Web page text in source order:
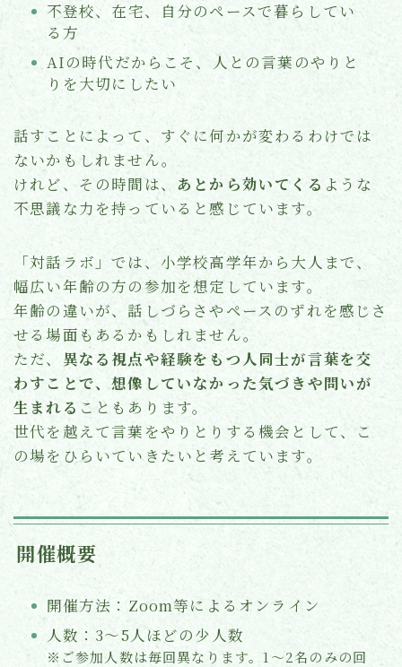
不登校、在宅、自分のペースで暮らしてい
る方
AIの時代だからこそ、人との言葉のやりと
りを大切にしたい
話すことによって、すぐに何かが変わるわけでは
ないかもしれません。
けれど、その時間は、 あとから効いてくる ような
不思議な力を持っていると感じています。
「対話ラボ」では、小学校高学年から大人まで、
幅広い年齢の方の参加を想定しています。
年齢の違いが、話しづらさやペースのずれを感じさ
せる場面もあるかもしれません。
ただ、 異なる視点や経験をもつ人同士が言葉を交
わすことで、想像していなかった気づきや問いが
生まれる こともあります。
世代を越えて言葉をやりとりする機会として、こ
の場をひらいていきたいと考えています。
開催概要
開催方法：Zoom等によるオンライン
人数：3〜5人ほどの少人数
※ご参加人数は毎回異なります。1～2名のみの回